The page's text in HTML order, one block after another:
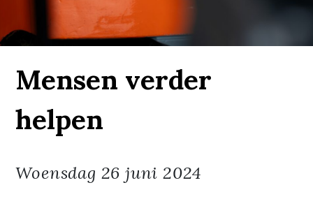
Mensen verder
helpen
Woensdag 26 juni 2024